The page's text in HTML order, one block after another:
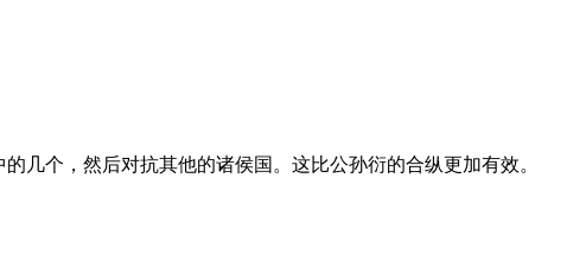
几个，然后对抗其他的诸侯国。这比公孙衍的合纵更加有效。